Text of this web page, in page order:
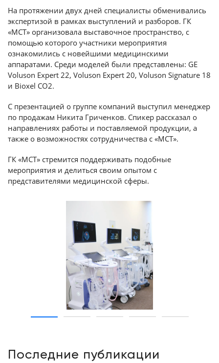
8
(800)
90-
93
Краснодар
На протяжении двух дней специалисты обменивались
экспертизой в рамках выступлений и разборов. ГК
«МСТ» организовала выставочное пространство, с
помощью которого участники мероприятия
ознакомились с новейшими медицинскими
аппаратами. Среди моделей были представлены: GE
Voluson Expert 22, Voluson Expert 20, Voluson Signature 18
и Bioxel СО2.
С презентацией о группе компаний выступил менеджер
по продажам Никита Гриченков. Спикер рассказал о
направлениях работы и поставляемой продукции, а
также о возможностях сотрудничества с «МСТ».
ГК «МСТ» стремится поддерживать подобные
мероприятия и делиться своим опытом с
представителями медицинской сферы.
Последние публикации